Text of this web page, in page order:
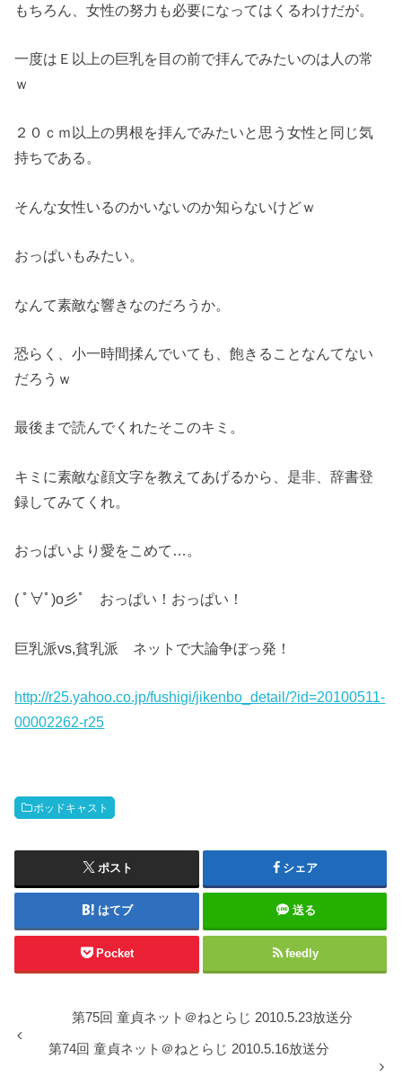
もちろん、女性の努力も必要になってはくるわけだが。
一度はＥ以上の巨乳を目の前で拝んでみたいのは人の常
ｗ
２０ｃｍ以上の男根を拝んでみたいと思う女性と同じ気
持ちである。
そんな女性いるのかいないのか知らないけどｗ
おっぱいもみたい。
なんて素敵な響きなのだろうか。
恐らく、小一時間揉んでいても、飽きることなんてない
だろうｗ
最後まで読んでくれたそこのキミ。
キミに素敵な顔文字を教えてあげるから、是非、辞書登
録してみてくれ。
おっぱいより愛をこめて…。
( ﾟ∀ﾟ)o彡ﾟ おっぱい！おっぱい！
巨乳派vs,貧乳派 ネットで大論争ぼっ発！
http://r25.yahoo.co.jp/fushigi/jikenbo_detail/?id=20100511-
00002262-r25
ポッドキャスト
ポスト シェア
はてブ 送る
Pocket feedly
第75回 童貞ネット＠ねとらじ 2010.5.23放送分
第74回 童貞ネット＠ねとらじ 2010.5.16放送分